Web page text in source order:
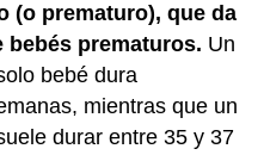
(o prematuro), que da
bebés prematuros. Un
bebé dura
mientras que un
durar entre 35 y 37